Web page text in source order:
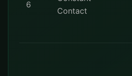
6
Contact